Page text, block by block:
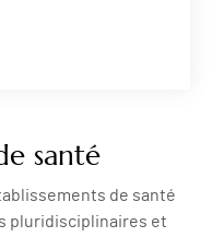
santé
de santé
pluridisciplinaires et